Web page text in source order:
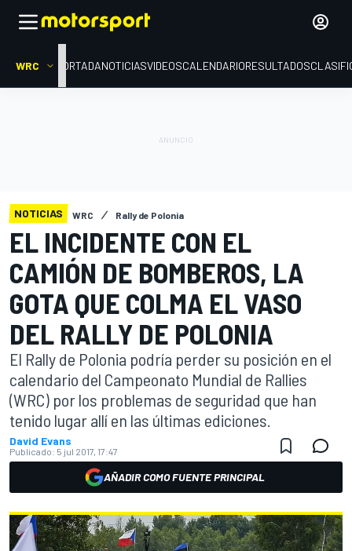
WRC PORTADANOTICIASVIDEOSCALENDARIORESULTADOS
NOTICIAS WRC Rally de Polonia
EL INCIDENTE CON EL
CAMIÓN DE BOMBEROS, LA
GOTA QUE COLMA EL VASO
DEL RALLY DE POLONIA
El Rally de Polonia podría perder su posición en el
calendario del Campeonato Mundial de Rallies
(WRC) por los problemas de seguridad que han
tenido lugar allí en las últimas ediciones.
David Evans
Publicado: 5 jul 2017, 17:47
AÑADIR COMO FUENTE PRINCIPAL